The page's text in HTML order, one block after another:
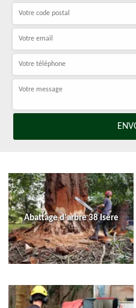
Abattage d'arbre 38 Isère